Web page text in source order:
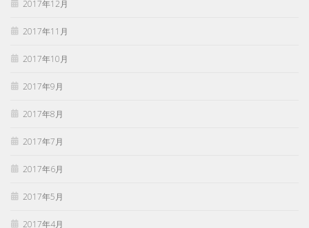
2017年12月
2017年11月
2017年10月
2017年9月
2017年8月
2017年7月
2017年6月
2017年5月
2017年4月